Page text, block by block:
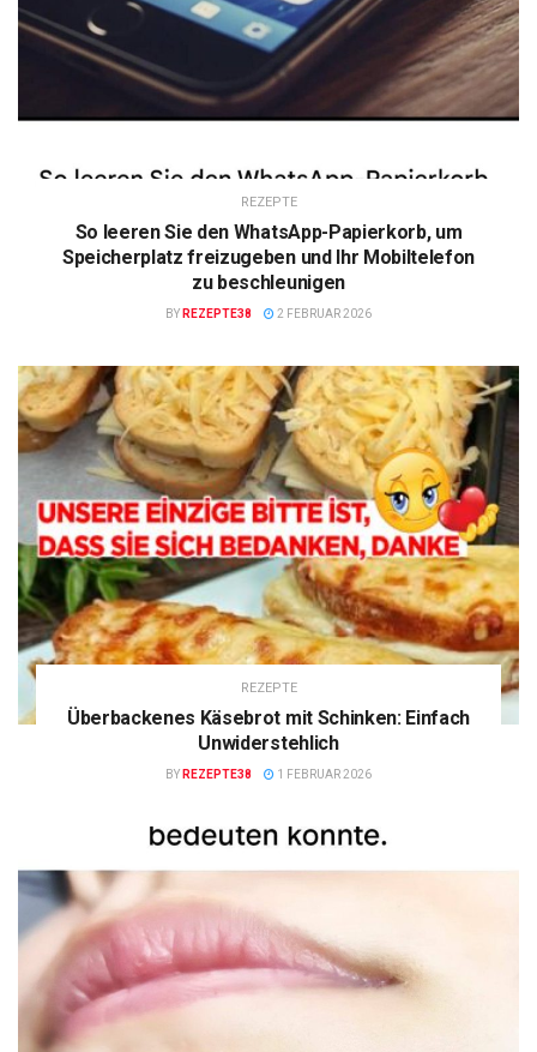
REZEPTE
So leeren Sie den WhatsApp-Papierkorb, um
Speicherplatz freizugeben und Ihr Mobiltelefon
zu beschleunigen
BY REZEPTE38 2 FEBRUAR 2026
REZEPTE
Überbackenes Käsebrot mit Schinken: Einfach
Unwiderstehlich
BY REZEPTE38 1 FEBRUAR 2026